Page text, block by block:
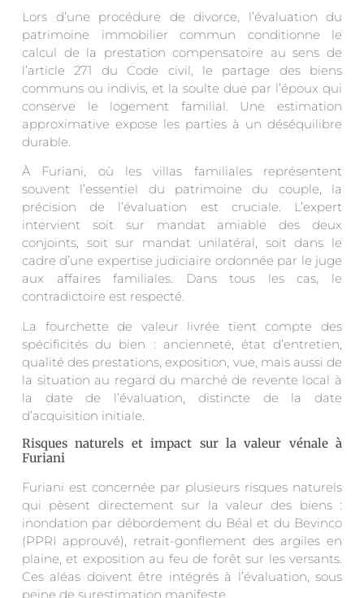
Lors d’une procédure de divorce, l’évaluation du
patrimoine immobilier commun conditionne le
calcul de la prestation compensatoire au sens de
l’article 271 du Code civil, le partage des biens
communs ou indivis, et la soulte due par l’époux qui
conserve le logement familial. Une estimation
approximative expose les parties à un déséquilibre
durable.
À Furiani, où les villas familiales représentent
souvent l’essentiel du patrimoine du couple, la
précision de l’évaluation est cruciale. L’expert
intervient soit sur mandat amiable des deux
conjoints, soit sur mandat unilatéral, soit dans le
cadre d’une expertise judiciaire ordonnée par le juge
aux affaires familiales. Dans tous les cas, le
contradictoire est respecté.
La fourchette de valeur livrée tient compte des
spécificités du bien : ancienneté, état d’entretien,
qualité des prestations, exposition, vue, mais aussi de
la situation au regard du marché de revente local à
la date de l’évaluation, distincte de la date
d’acquisition initiale.
Risques naturels et impact sur la valeur vénale à
Furiani
Furiani est concernée par plusieurs risques naturels
qui pèsent directement sur la valeur des biens :
inondation par débordement du Béal et du Bevinco
(PPRI approuvé), retrait-gonflement des argiles en
plaine, et exposition au feu de forêt sur les versants.
Ces aléas doivent être intégrés à l’évaluation, sous
peine de surestimation manifeste.